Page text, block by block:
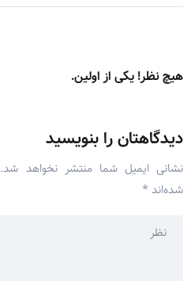
هیچ نظر! یکی از اولین.
دیدگاهتان را بنویسید
نشانی ایمیل شما منتشر نخواهد شد.
شده‌اند *